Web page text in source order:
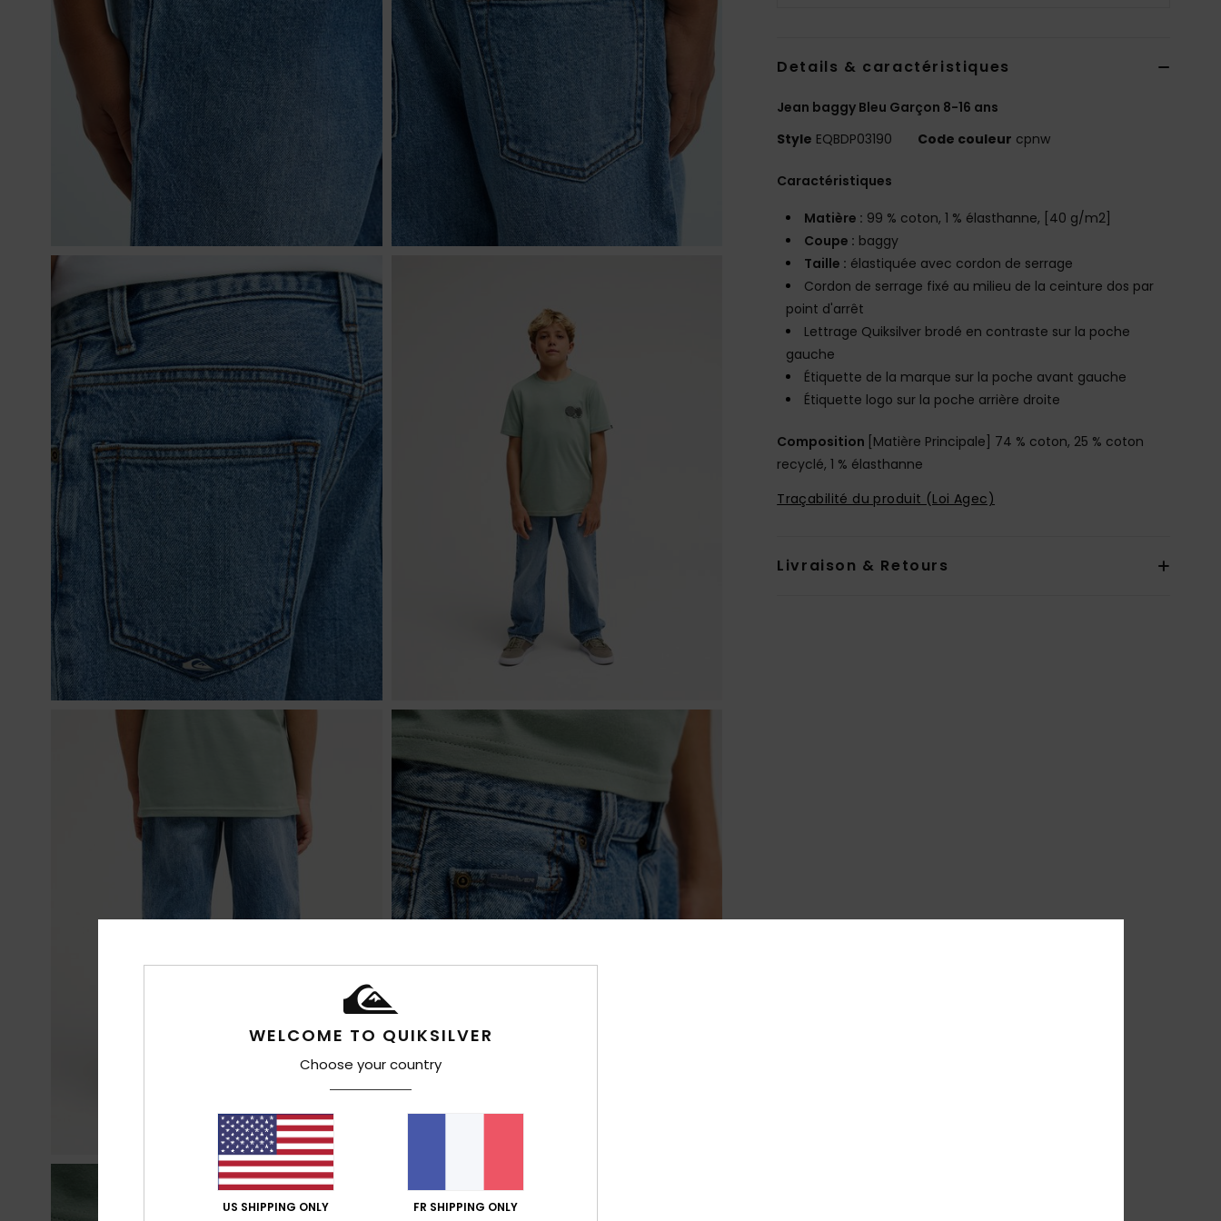
Details & caractéristiques
Jean baggy Bleu Garçon 8-16 ans
Style EQBDP03190 Code couleur cpnw
Caractéristiques
Matière : 99 % coton, 1 % élasthanne, [40 g/m2]
Coupe : baggy
Taille : élastiquée avec cordon de serrage
Cordon de serrage fixé au milieu de la ceinture dos par
point d'arrêt
Lettrage Quiksilver brodé en contraste sur la poche
gauche
Étiquette de la marque sur la poche avant gauche
Étiquette logo sur la poche arrière droite
Composition [Matière Principale] 74 % coton, 25 % coton
recyclé, 1 % élasthanne
Traçabilité du produit (Loi Agec)
Livraison & Retours
WELCOME TO QUIKSILVER
Choose your country
US SHIPPING ONLY FR SHIPPING ONLY